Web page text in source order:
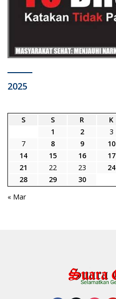
2025
S
S R K
1
2 3
7
8 9 10
14
15 16 17
21
22 23 24
28
29
30
« Mar